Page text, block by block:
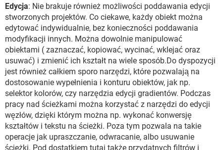
Edycja: Nie brakuje również możliwości poddawania edycji
stworzonych projektów. Co ciekawe, każdy obiekt można
edytować indywidualnie, bez konieczności poddawania
modyfikacji innych. Można dowolnie manipulować
obiektami ( zaznaczać, kopiować, wycinać, wklejać oraz
usuwać) i zmienić ich kształt na wiele sposób.Do dyspozycji
jest również całkiem sporo narzędzi, które pozwalają na
dostosowanie wypełnienia i konturu obiektów, jak np.
selektor kolorów, czy narzędzia edycji gradientów. Podczas
pracy nad ścieżkami można korzystać z narzędzi do edycji
węzłów, dzięki którym można np. wykonać konwersję
kształtów i tekstu na ścieżki. Poza tym pozwala na takie
operacje jak upraszczanie, odwracanie, albo usuwanie
ścieżki. Pod dostatkiem tutaj także przydatnych filtrów i